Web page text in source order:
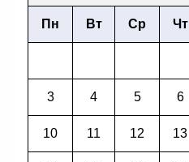
Пн Вт Ср Чт
3 4 5 6
10 11 12 13